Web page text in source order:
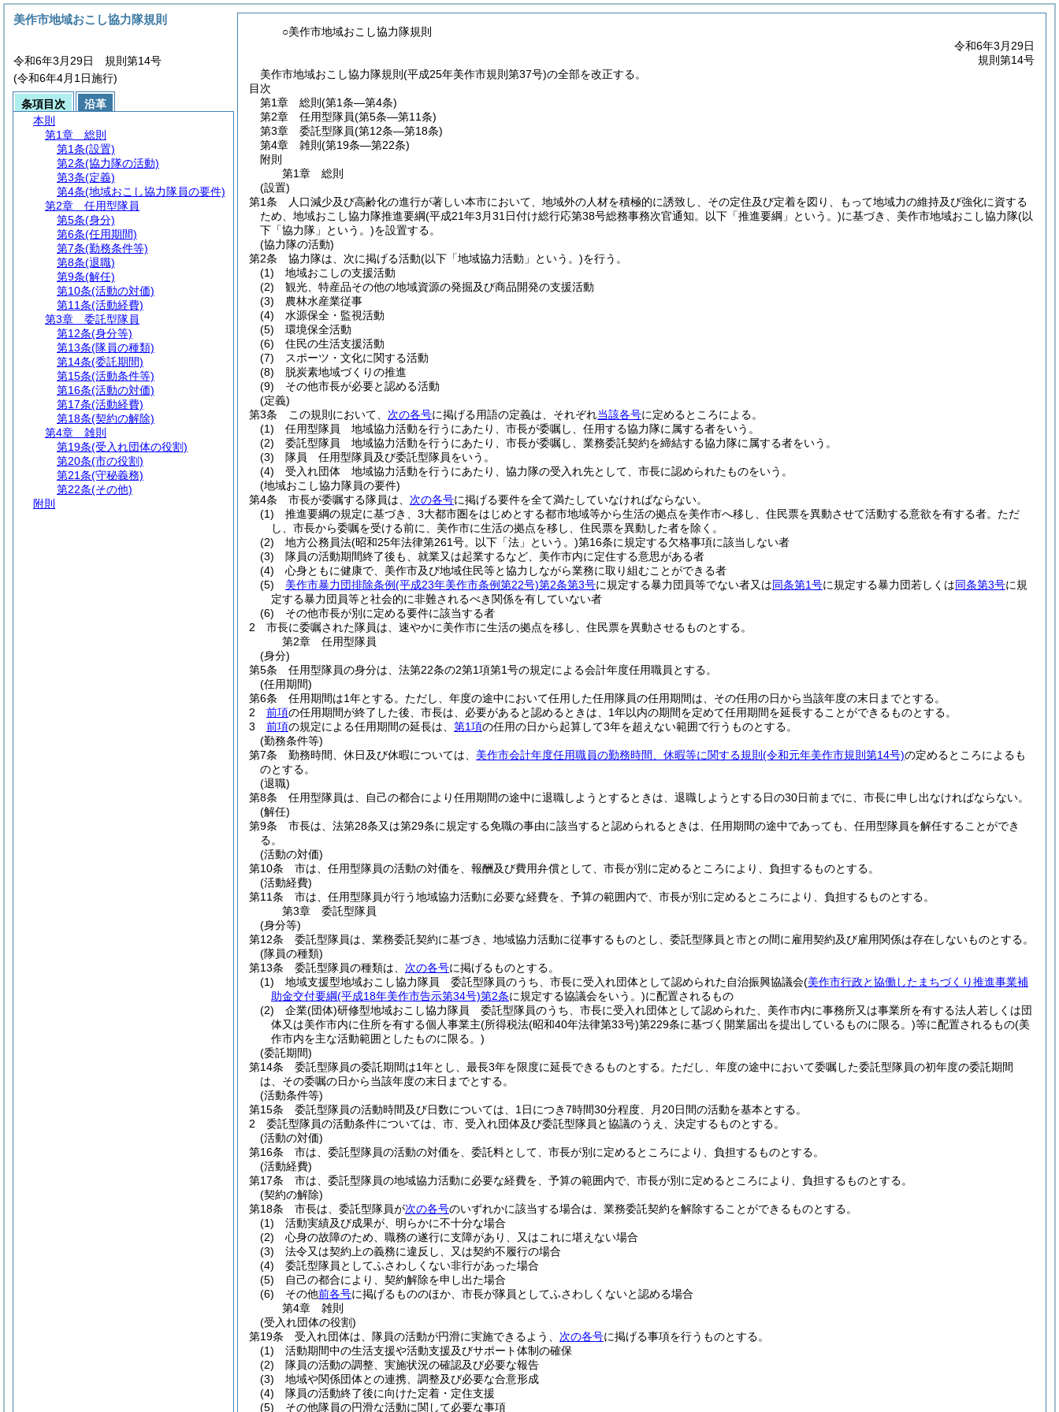
○美作市地域おこし協力隊規則
令和6年3月29日
規則第14号
美作市地域おこし協力隊規則(平成25年美作市規則第37号)の全部を改正する。
目次
第1章
総則 (第1条―第4条)
第2章
任用型隊員(第5条―第11条)
第3章
委託型隊員(第12条―第18条)
第4章
雑則 (第19条―第22条)
附則
第1章
総則
(設置)
第1条
人口減少及び高齢化の進行が著しい本市において、地域外の人材を積極的に誘致し、その定住及び定着を図り、もって地域力の維持及び強化に資する
ため、地域おこし協力隊推進要綱(平成21年3月31日付け総行応第38号総務事務次官通知。以下「推進要綱」という。)に基づき、美作市地域おこし協力隊(以
下「協力隊」という。)を設置する。
(協力隊の活動)
第2条
協力隊は、次に掲げる活動(以下「地域協力活動」という。)を行う。
(1)
地域おこしの支援活動
(2)
観光、特産品その他の地域資源の発掘及び商品開発の支援活動
(3)
農林水産業従事
(4)
水源保全・監視活動
(5)
環境保全活動
(6)
住民の生活支援活動
(7)
スポーツ・文化に関する活動
(8)
脱炭素地域づくりの推進
(9)
その他市長が必要と認める活動
(定義)
第3条
この規則において、 次の各号に掲げる用語の定義は、それぞれ当該各号に定めるところによる。
(1)
任用型隊員 地域協力活動を行うにあたり、市長が委嘱し、任用する協力隊に属する者をいう。
(2)
委託型隊員 地域協力活動を行うにあたり、市長が委嘱し、業務委託契約を締結する協力隊に属する者をいう。
(3)
隊員 任用型隊員及び委託型隊員をいう。
(4)
受入れ団体 地域協力活動を行うにあたり、協力隊の受入れ先として、市長に認められたものをいう。
(地域おこし協力隊員の要件)
第4条
市長が委嘱する隊員は、 次の各号に掲げる要件を全て満たしていなければならない。
(1)
推進要綱の規定に基づき、3大都市圏をはじめとする都市地域等から生活の拠点を美作市へ移し、住民票を異動させて活動する意欲を有する者。 ただ
し、市長から委嘱を受ける前に、美作市に生活の拠点を移し、住民票を異動した者を除く。
(2)
地方公務員法(昭和25年法律第261号。以下「法」という。)第16条に規定する欠格事項に該当しない者
(3)
隊員の活動期間終了後も、就業又は起業するなど、美作市内に定住する意思がある者
(4)
心身ともに健康で、美作市及び地域住民等と協力しながら業務に取り組むことができる者
(5)
美作市暴力団排除条例(平成23年美作市条例第22号)第2条第3号に規定する暴力団員等でない者又は同条第1号に規定する暴力団若しくは同条第3号に規
定する暴力団員等と社会的に非難されるべき関係を有していない者
(6)
その他市長が別に定める要件に該当する者
2
市長に委嘱された隊員は、速やかに美作市に生活の拠点を移し、住民票を異動させるものとする。
第2章
任用型隊員
(身分)
第5条
任用型隊員の身分は、法第22条の2第1項第1号の規定による会計年度任用職員とする。
(任用期間)
第6条
任用期間は1年とする。 ただし、年度の途中において任用した任用隊員の任用期間は、その任用の日から当該年度の末日までとする。
2
前項の任用期間が終了した後、市長は、必要があると認めるときは、1年以内の期間を定めて任用期間を延長することができるものとする。
3
前項の規定による任用期間の延長は、 第1項の任用の日から起算して3年を超えない範囲で行うものとする。
(勤務条件等)
第7条
勤務時間、休日及び休暇については、 美作市会計年度任用職員の勤務時間、休暇等に関する規則 (令和元年美作市規則第14号)の定めるところによるも
のとする。
(退職)
第8条
任用型隊員は、自己の都合により任用期間の途中に退職しようとするときは、退職しようとする日の30日前までに、市長に申し出なければならない。
(解任)
第9条
市長は、法第28条又は第29条に規定する免職の事由に該当すると認められるときは、任用期間の途中であっても、任用型隊員を解任することができ
る。
(活動の対価)
第10条
市は、任用型隊員の活動の対価を、報酬及び費用弁償として、市長が別に定めるところにより、負担するものとする。
(活動経費)
第11条
市は、任用型隊員が行う地域協力活動に必要な経費を、予算の範囲内で、市長が別に定めるところにより、負担するものとする。
第3章
委託型隊員
(身分等)
第12条
委託型隊員は、業務委託契約に基づき、地域協力活動に従事するものとし、委託型隊員と市との間に雇用契約及び雇用関係は存在しないものとする。
(隊員の種類)
第13条
委託型隊員の種類は、 次の各号に掲げるものとする。
(1)
地域支援型地域おこし協力隊員 委託型隊員のうち、市長に受入れ団体として認められた自治振興協議会(美作市行政と協働したまちづくり推進事業補
助金交付要綱(平成18年美作市告示第34号)第2条に規定する協議会をいう。)に配置されるもの
(2)
企業(団体)研修型地域おこし協力隊員 委託型隊員のうち、市長に受入れ団体として認められた、美作市内に事務所又は事業所を有する法人若しくは団
体又は美作市内に住所を有する個人事業主(所得税法(昭和40年法律第33号)第229条に基づく開業届出を提出しているものに限る。)等に配置されるもの(美
作市内を主な活動範囲としたものに限る。)
(委託期間)
第14条
委託型隊員の委託期間は1年とし、最長3年を限度に延長できるものとする。 ただし、年度の途中において委嘱した委託型隊員の初年度の委託期間
は、その委嘱の日から当該年度の末日までとする。
(活動条件等)
第15条
委託型隊員の活動時間及び日数については、1日につき7時間30分程度、月20日間の活動を基本とする。
2
委託型隊員の活動条件については、市、受入れ団体及び委託型隊員と協議のうえ、決定するものとする。
(活動の対価)
第16条
市は、委託型隊員の活動の対価を、委託料として、市長が別に定めるところにより、負担するものとする。
(活動経費)
第17条
市は、委託型隊員の地域協力活動に必要な経費を、予算の範囲内で、市長が別に定めるところにより、負担するものとする。
(契約の解除)
第18条
市長は、委託型隊員が次の各号のいずれかに該当する場合は、業務委託契約を解除することができるものとする。
(1)
活動実績及び成果が、明らかに不十分な場合
(2)
心身の故障のため、職務の遂行に支障があり、又はこれに堪えない場合
(3)
法令又は契約上の義務に違反し、又は契約不履行の場合
(4)
委託型隊員としてふさわしくない非行があった場合
(5)
自己の都合により、契約解除を申し出た場合
(6)
その他前各号に掲げるもののほか、市長が隊員としてふさわしくないと認める場合
第4章
雑則
(受入れ団体の役割)
第19条
受入れ団体は、隊員の活動が円滑に実施できるよう、 次の各号に掲げる事項を行うものとする。
(1)
活動期間中の生活支援や活動支援及びサポート体制の確保
(2)
隊員の活動の調整、実施状況の確認及び必要な報告
(3)
地域や関係団体との連携、調整及び必要な合意形成
(4)
隊員の活動終了後に向けた定着・定住支援
(5)
その他隊員の円滑な活動に関して必要な事項
美作市地域おこし協力隊規則
令和6年3月29日 規則第14号
(令和6年4月1日施行)
条項目次
沿革
本則
第1章
総則
第1条(設置)
第2条(協力隊の活動)
第3条(定義)
第4条(地域おこし協力隊員の要件)
第2章
任用型隊員
第5条(身分)
第6条(任用期間)
第7条(勤務条件等)
第8条(退職)
第9条(解任)
第10条(活動の対価)
第11条(活動経費)
第3章
委託型隊員
第12条(身分等)
第13条(隊員の種類)
第14条(委託期間)
第15条(活動条件等)
第16条(活動の対価)
第17条(活動経費)
第18条(契約の解除)
第4章
雑則
第19条(受入れ団体の役割)
第20条(市の役割)
第21条(守秘義務)
第22条(その他)
附則